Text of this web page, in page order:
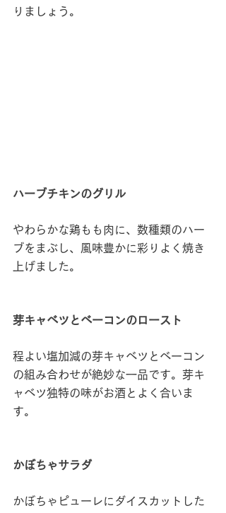
りましょう。
ハーブチキンのグリル
やわらかな鶏もも肉に、数種類のハー
ブをまぶし、風味豊かに彩りよく焼き
上げました。
芽キャベツとベーコンのロースト
程よい塩加減の芽キャベツとベーコン
の組み合わせが絶妙な一品です。芽キ
ャベツ独特の味がお酒とよく合いま
す。
かぼちゃサラダ
かぼちゃピューレにダイスカットした